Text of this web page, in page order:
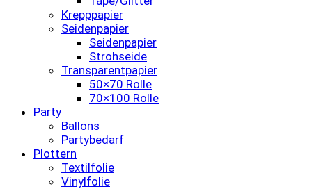
Krepppapier
Seidenpapier
Seidenpapier
Strohseide
Transparentpapier
50×70 Rolle
70×100 Rolle
Party
Ballons
Partybedarf
Plottern
Textilfolie
Vinylfolie